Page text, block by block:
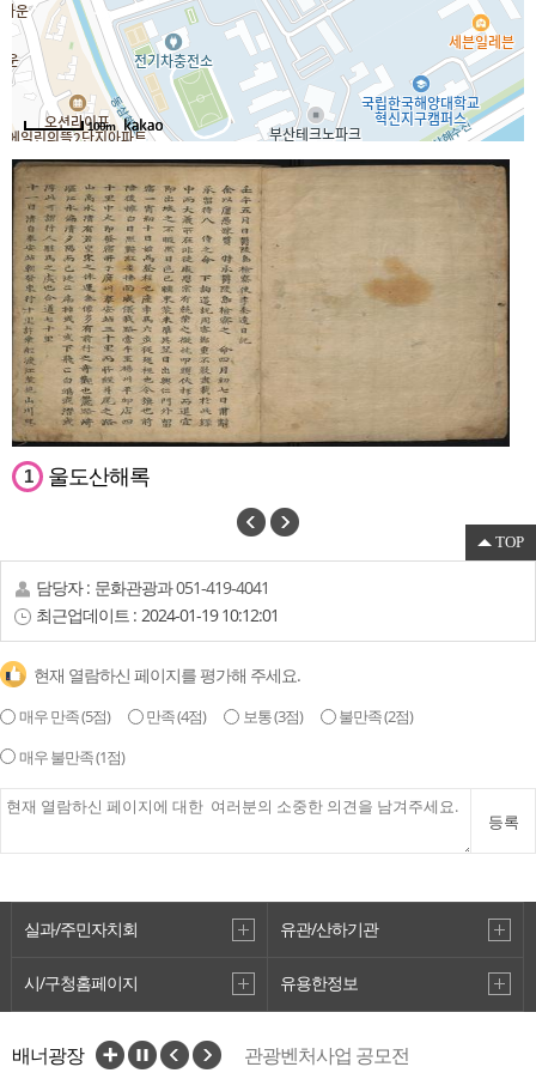
100m
1 울도산해록
함경도 해안지도
TOP
담당자 : 문화관광과051-419-4041
최근업데이트 : 2024-01-19 10:12:01
현재 열람하신 페이지를 평가해 주세요.
매우 만족(5점) 만족(4점) 보통(3점) 불만족(2점)
매우 불만족(1점)
등록
실과/주민자치회 유관/산하기관
시/구청홈페이지 유용한정보
배너광장
관광벤처사업 공모전